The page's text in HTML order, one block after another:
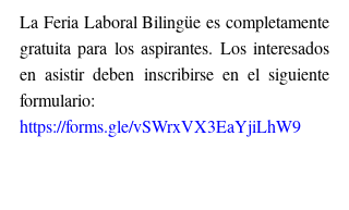
La Feria Laboral Bilingüe es completamente
gratuita para los aspirantes. Los interesados
en asistir deben inscribirse en el siguiente
https://forms.gle/vSWrxVX3EaYjiLhW9